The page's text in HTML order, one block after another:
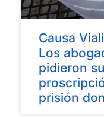
Causa
Los
pidieron
prisión